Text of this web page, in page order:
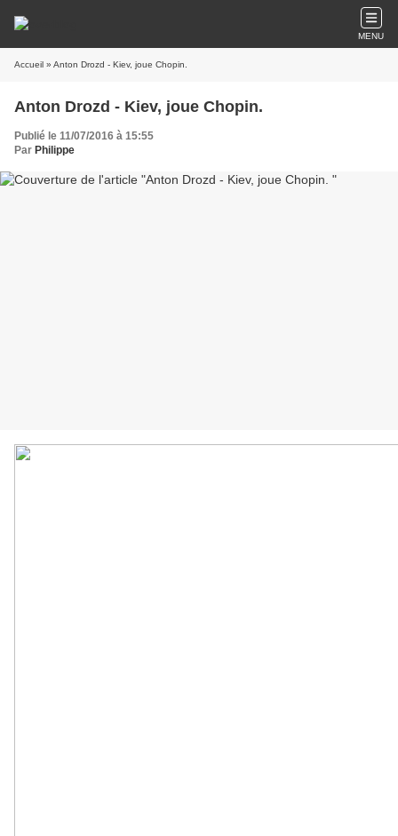
MENU
Accueil » Anton Drozd - Kiev, joue Chopin.
Anton Drozd - Kiev, joue Chopin.
Publié le 11/07/2016 à 15:55
Par Philippe